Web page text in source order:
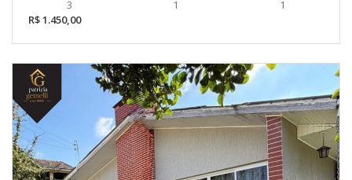
3 1
1
R$ 1.450,00